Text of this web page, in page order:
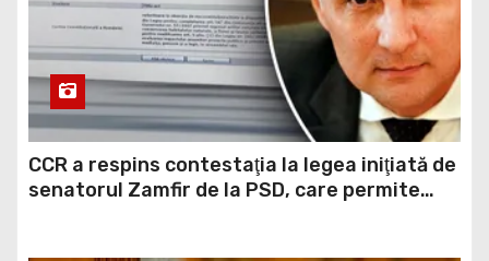
CCR a respins contestaţia la legea iniţiată de
senatorul Zamfir de la PSD, care permite